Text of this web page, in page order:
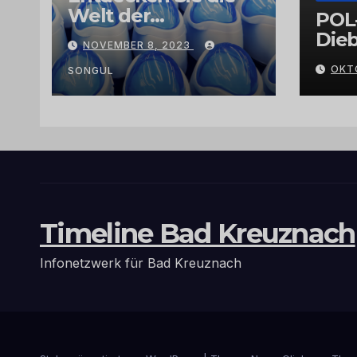
Welt der
Exklusivität:
Arganöl,
Kaktusfeigenkernöl
und
vertrauenswürdige
NOVEMBER 8, 2023
SONGUL
Timeline Bad Kreuznach
Infonetzwerk für Bad Kreuznach